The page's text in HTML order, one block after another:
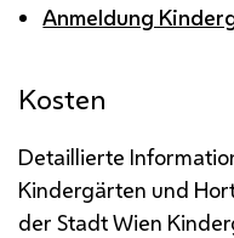
Anmeldung
Kosten
Detaillierte
Kindergärten und
der Stadt Wien